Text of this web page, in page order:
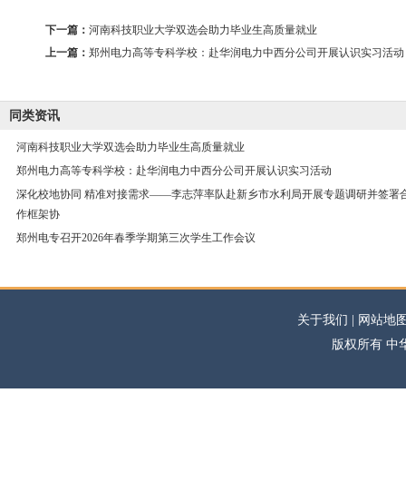
下一篇： 河南科技职业大学双选会助力毕业生高质量就业
上一篇： 郑州电力高等专科学校：赴华润电力中西分公司开展认识实习活动
同类资讯
河南科技职业大学双选会助力毕业生高质量就业
郑州电力高等专科学校：赴华润电力中西分公司开展认识实习活动
深化校地协同 精准对接需求——李志萍率队赴新乡市水利局开展专题调研并签署
作框架协
郑州电专召开2026年春季学期第三次学生工作会议
关于我们 | 网站地
版权所有 中